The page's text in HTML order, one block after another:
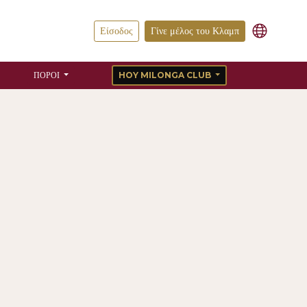
Είσοδος Γίνε μέλος του Κλαμπ
ΠΌΡΟΙ HOY MILONGA CLUB